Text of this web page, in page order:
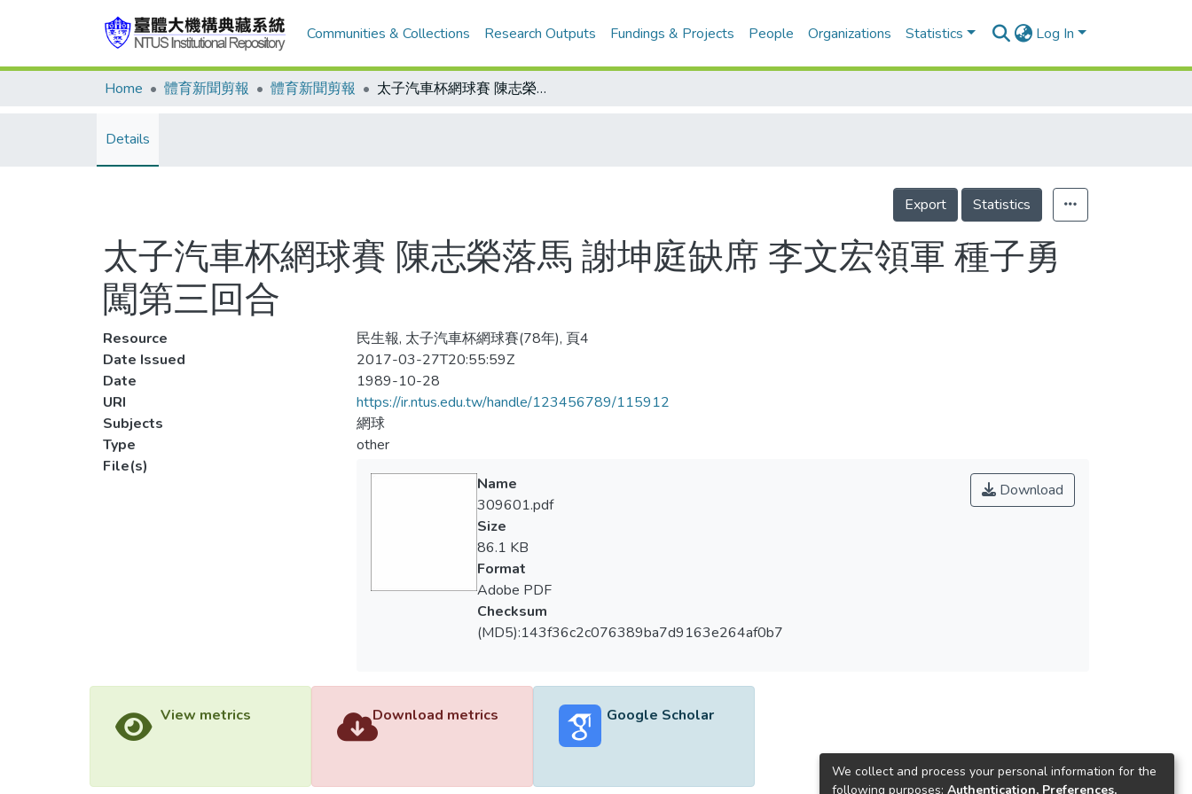
Communities & Collections Research Outputs Fundings & Projects People Organizations Statistics Log In
Home 體育新聞剪報 體育新聞剪報 太子汽車杯網球賽 陳志榮落馬 謝坤庭缺席 李文宏領軍 種子勇闖第三回合
Details
Export Statistics
太子汽車杯網球賽 陳志榮落馬 謝坤庭缺席 李文宏領軍 種子勇
闖第三回合
Resource
民生報, 太子汽車杯網球賽(78年), 頁4
Date Issued
2017-03-27T20:55:59Z
Date
1989-10-28
URI
https://ir.ntus.edu.tw/handle/123456789/115912
Subjects
網球
Type
other
File(s)
Download
Name
309601.pdf
Size
86.1 KB
Format
Adobe PDF
Checksum
(MD5):143f36c2c076389ba7d9163e264af0b7
View metrics Download metrics Google Scholar
We collect and process your personal information for the
following purposes: Authentication, Preferences,